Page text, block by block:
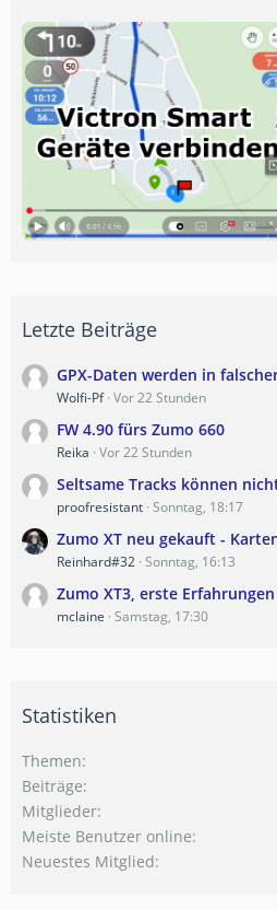
Letzte Beiträge
GPX-Daten werden in
Wolfi-Pf Vor 22 Stunden
FW 4.90 fürs Zumo 660
Reika Vor 22 Stunden
Seltsame Tracks können
proofresistant Sonntag, 18:17
Zumo XT neu gekauft -
Reinhard#32 Sonntag, 16:13
Zumo XT3, erste
mclaine Samstag, 17:30
Statistiken
Themen
Beiträge
Mitglieder
Meiste Benutzer online
Neuestes Mitglied